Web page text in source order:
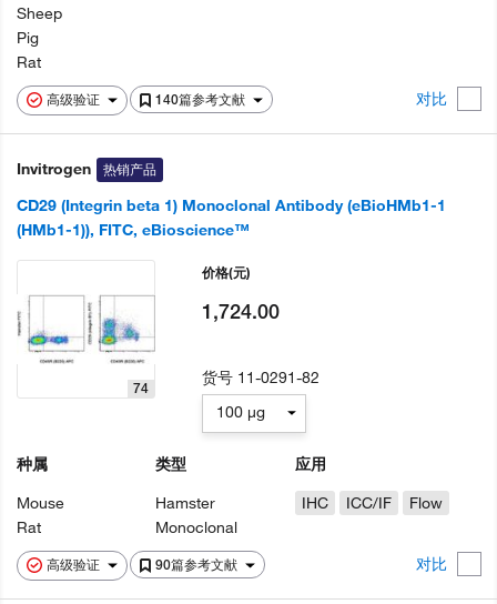
高级验证 140篇参考文献 对比
Sheep
Pig
Rat
Invitrogen 热销产品
CD29 (Integrin beta 1) Monoclonal Antibody (eBioHMb1-1
(HMb1-1)), FITC, eBioscience™
高级验证 90篇参考文献 对比
74
种属
Mouse
Rat
类型
Hamster
Monoclonal
应用
IHC
ICC/IF Flow
价格(元)
1,724.00
货号 11-0291-82
100 µg